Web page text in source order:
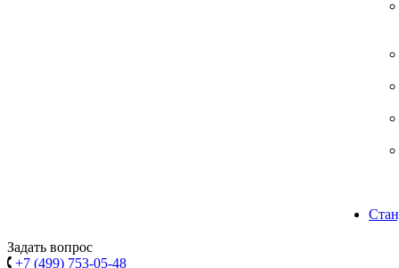
Задать вопрос
+7 (499) 753-05-48